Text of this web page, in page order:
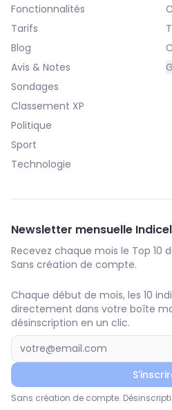
Fonctionnalités
Tarifs
Blog
Avis & Notes
Sondages
Classement XP
Politique
Sport
Technologie
Newsletter mensuelle
Recevez chaque mois le Top 10
Sans création de compte.
Chaque début de mois, les 10
directement dans votre boîte
désinscription en un clic.
Sans création de compte.